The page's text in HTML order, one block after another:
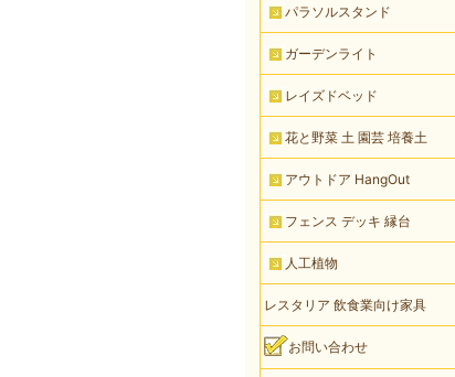
パラソルスタンド
ガーデンライト
レイズドベッド
花と野菜 土 園芸 培養土
アウトドア HangOut
フェンス デッキ 縁台
人工植物
レスタリア 飲食業向け家具
お問い合わせ